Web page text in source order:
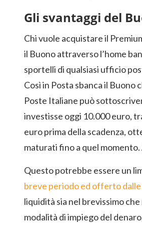
Gli svantaggi del
Chi vuole acquistare il
il Buono attraverso l’home
sportelli di qualsiasi ufficio
Così in Posta sbanca il
Poste Italiane può
investisse oggi 10.000 euro,
euro prima della scadenza,
maturati fino a quel
Questo potrebbe essere un
breve periodo ed offerto
liquidità sia nel brevissimo
modalità di impiego del